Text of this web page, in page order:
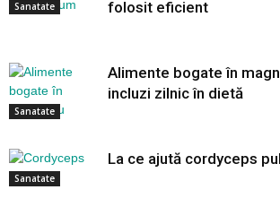
Sanatate
folosit eficient
Sanatate
Alimente bogate în
incluzi zilnic în dietă
Sanatate
La ce ajută cordyceps